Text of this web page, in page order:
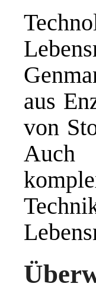
aus
von
Auch